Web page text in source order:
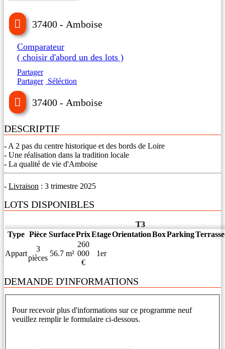
37400 - Amboise
Comparateur
( choisir d'abord un des lots )
Partager
Partager Séléction
37400 - Amboise
DESCRIPTIF
- A 2 pas du centre historique et des bords de Loire
- Une réalisation dans la tradition locale
- La qualité de vie d'Amboise
- Livraison : 3 trimestre 2025
LOTS DISPONIBLES
T3
Type Pièce SurfacePrixEtageOrientationBoxParkingTerrasse
Appart
3
pièces
56.7 m²
260
000
€
1er
DEMANDE D'INFORMATIONS
Pour recevoir plus d'informations sur ce programme neuf
veuillez remplir le formulaire ci-dessous.